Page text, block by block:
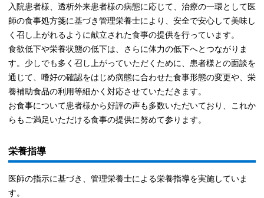
入院患者様、透析外来患者様の病態に応じて、治療の一環として医
師の食事処方箋に基づき管理栄養士により、安全で安心して美味し
く召し上がれるように献立された食事の提供を行っています。
食欲低下や栄養状態の低下は、さらに体力の低下へとつながりま
す。少しでも多く召し上がっていただくために、患者様との面談を
通じて、嗜好の確認をはじめ病態に合わせた食事形態の変更や、栄
養補助食品の利用等細かく対応させていただきます。
お食事について患者様から好評の声も多数いただいており、これか
らもご満足いただける食事の提供に努めて参ります。
栄養指導
医師の指示に基づき、管理栄養士による栄養指導を実施していま
す。